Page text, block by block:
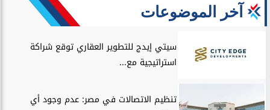
آخر الموضوعات
سيتي إيدج للتطوير العقاري توقع شراكة
استراتيجية مع...
تنظيم الاتصالات في مصر: عدم وجود أي